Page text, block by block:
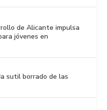
de Alicante impulsa
jóvenes en
sutil borrado de las